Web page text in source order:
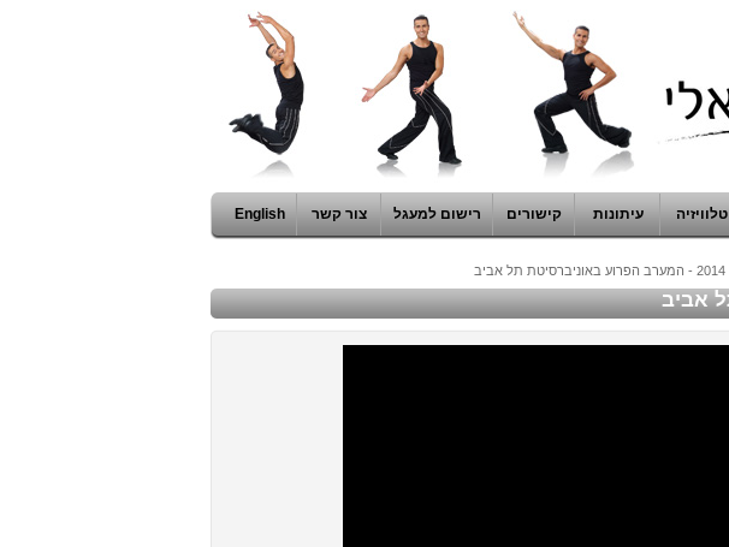
טלוויזיה עיתונות קישורים רישום למעגל צור קשר English